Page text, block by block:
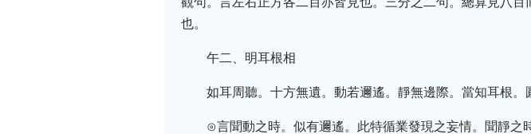
也。
午二、明耳根相
如耳周聽。十方無遺。動若邇遙。靜無邊際。當知耳根。
⊙言聞動之時。似有邇遙。此特循業發現之妄情。聞靜之